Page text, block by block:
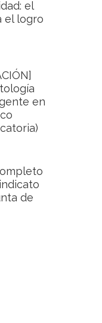
el
el logro
en
de